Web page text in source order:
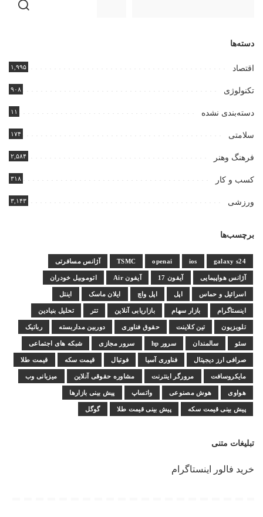
دسته‌ها
اقتصاد ۱,۹۹۵
تکنولوژی ۹۰۸
دسته‌بندی نشده ۱۱
سلامتی ۱۷۴
فرهنگ وهنر ۲,۵۸۴
کسب و کار ۳۱۸
ورزشی ۳,۱۴۳
برچسب‌ها
galaxy s24
ios
openai
TSMC آژانس مسافرتی
آژانس هواپیمایی آیفون 17 آیفون Air اتوموبیل خودران
اسرائیل و حماس اپل اپل واچ ایلان ماسک اینتل
اینستاگرام بازار سهام بازاریابی آنلاین تتر تحلیل بنیادین
تلویزیون تین کلاینت حقوق فناوری دوربین مداربسته رباتیک
سئو سالمندان سرور hp سرور مجازی شبکه های اجتماعی
صرافی ارز دیجیتال فناوری آسیا فوتبال قیمت سکه قیمت طلا
مایکروسافت مرورگر اینترنت مشاوره حقوقی آنلاین میزبانی وب
هواوی هوش مصنوعی واتساپ پیش بینی بازارها
پیش بینی قیمت سکه پیش بینی قیمت طلا گوگل
تبلیغات متنی
خرید فالور اینستاگرام